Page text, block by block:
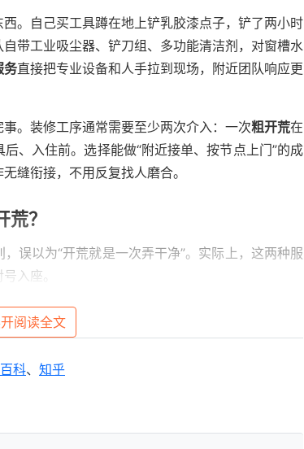
。自己买工具蹲在地上铲乳胶漆点子，铲了两小时
带工业吸尘器、铲刀组、多功能清洁剂，对窗槽水
务直接把专业设备和人手拉到现场，附近团队响应更
。装修工序通常需要至少两次介入：一次粗开荒在
后、入住前。选择能做“附近接单、按节点上门”的成
缝衔接，不用反复找人磨合。
？
误以为“开荒就是一次弄干净”。实际上，这两种服
入座。
精细开荒保洁
阅读全文
科、 知乎